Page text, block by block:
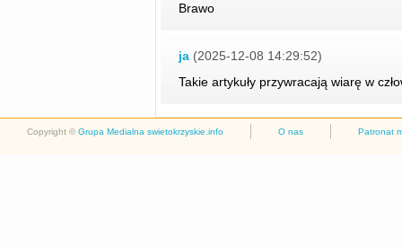
Brawo
ja (2025-12-08 14:29:52)
Takie artykuły przywracają wiarę w
Copyright © Grupa Medialna swietokrzyskie.info O nas Patronat